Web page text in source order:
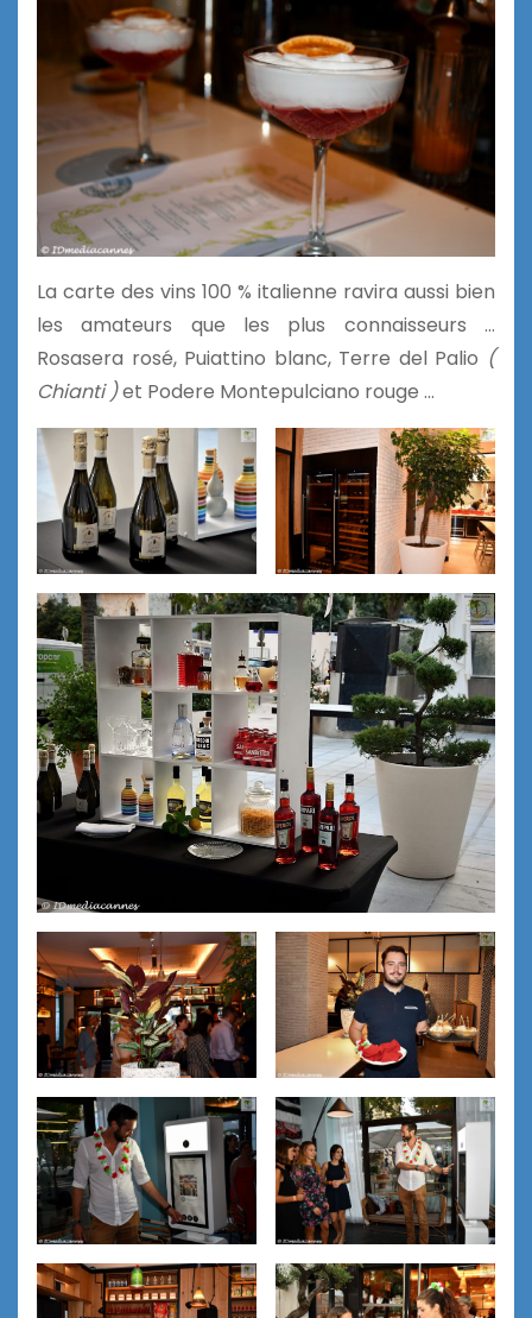
La carte des vins 100 % italienne ravira aussi bien
les amateurs que les plus connaisseurs …
Rosasera rosé, Puiattino blanc, Terre del Palio (
Chianti )et Podere Montepulciano rouge …